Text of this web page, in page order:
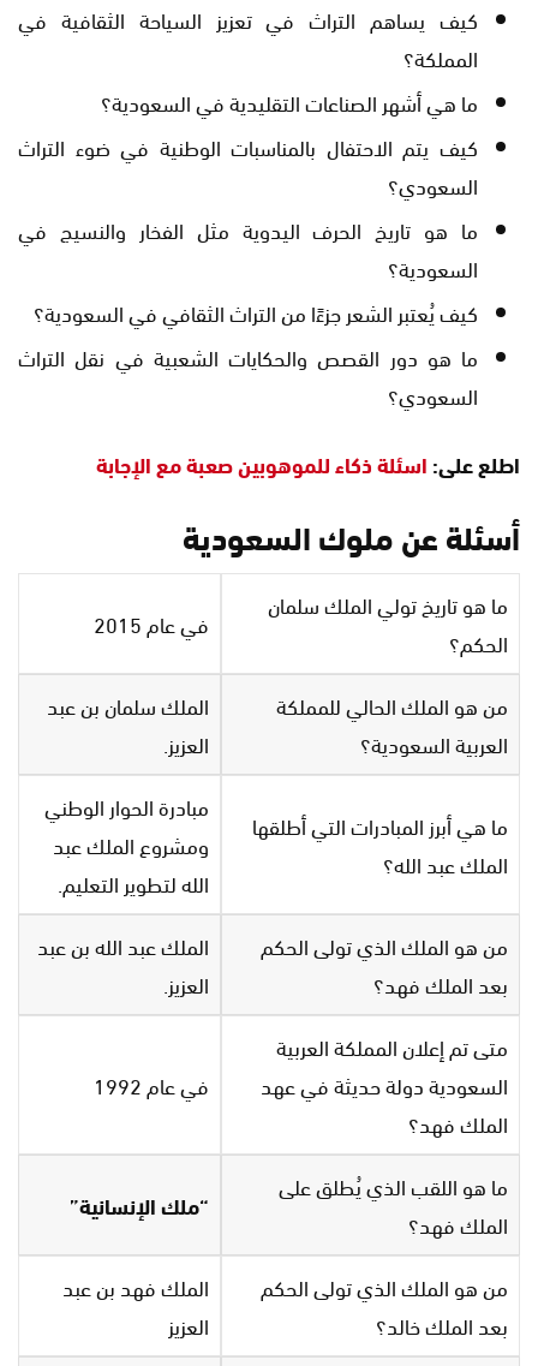
كيف يساهم التراث في تعزيز السياحة الثقافية في
المملكة؟
ما هي أشهر الصناعات التقليدية في السعودية؟
كيف يتم الاحتفال بالمناسبات الوطنية في ضوء التراث
السعودي؟
ما هو تاريخ الحرف اليدوية مثل الفخار والنسيج في
السعودية؟
كيف يُعتبر الشعر جزءًا من التراث الثقافي في السعودية؟
ما هو دور القصص والحكايات الشعبية في نقل التراث
السعودي؟
اطلع على:اسئلة ذكاء للموهوبين صعبة مع الإجابة
أسئلة عن ملوك السعودية
ما هو تاريخ تولي الملك سلمان
الحكم؟
في عام 2015
من هو الملك الحالي للمملكة
العربية السعودية؟
الملك سلمان بن عبد
العزيز.
ما هي أبرز المبادرات التي أطلقها
الملك عبد الله؟
مبادرة الحوار الوطني
ومشروع الملك عبد
الله لتطوير التعليم.
من هو الملك الذي تولى الحكم
بعد الملك فهد؟
الملك عبد الله بن عبد
العزيز.
متى تم إعلان المملكة العربية
السعودية دولة حديثة في عهد
الملك فهد؟
في عام 1992
ما هو اللقب الذي يُطلق على
الملك فهد؟
“ملك الإنسانية”
من هو الملك الذي تولى الحكم
بعد الملك خالد؟
الملك فهد بن عبد
العزيز